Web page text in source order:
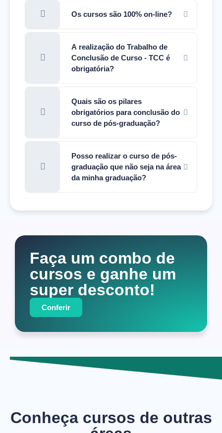
Os cursos são 100% on-line?
A realização do Trabalho de
Conclusão de Curso - TCC é
obrigatória?
Quais são os pilares
obrigatórios para conclusão do
curso de pós-graduação?
Posso realizar o curso de pós-
graduação que não seja na área
da minha graduação?
Faça um combo de
cursos e ganhe um
super desconto!
Conferir
Conheça cursos de outras